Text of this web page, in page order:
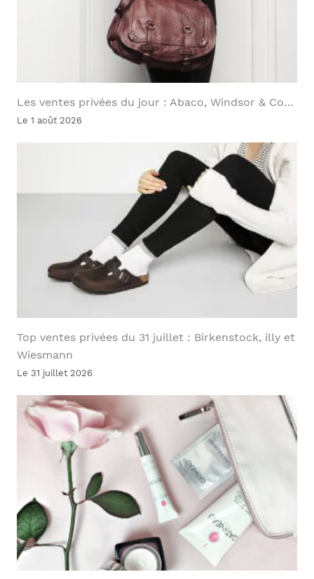
Les ventes privées du jour : Abaco, Windsor & Co…
Le 1 août 2026
Top ventes privées du 31 juillet : Birkenstock, illy et
Wiesmann
Le 31 juillet 2026